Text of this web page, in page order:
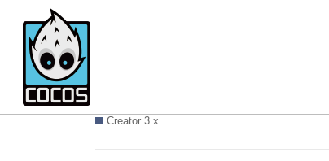
Creator 3.x